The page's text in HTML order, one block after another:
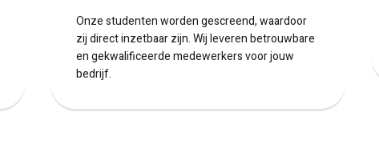
Onze studenten worden gescreend, waardoor
zij direct inzetbaar zijn. Wij leveren betrouwbare
en gekwalificeerde medewerkers voor jouw
bedrijf.